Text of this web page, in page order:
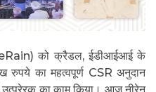
को क्रैडल, ईडीआईआई के
रुपये का महत्वपूर्ण CSR अनुदान
का काम किया। आज नीरेन